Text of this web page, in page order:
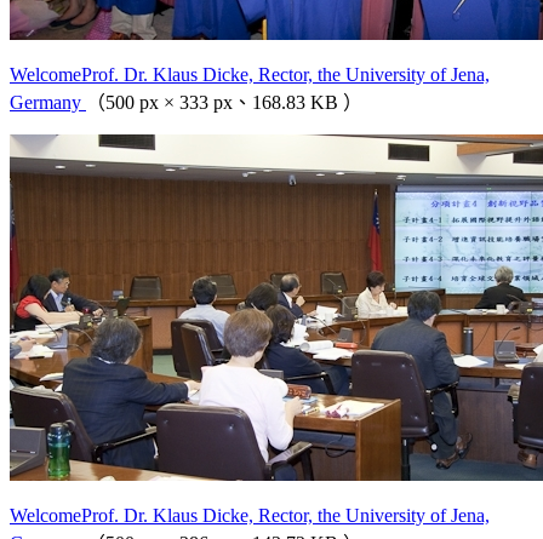
WelcomeProf. Dr. Klaus Dicke, Rector, the University of Jena,
Germany
（500 px × 333 px、168.83 KB ）
WelcomeProf. Dr. Klaus Dicke, Rector, the University of Jena,